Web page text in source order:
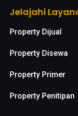
Jelajahi
Property Dijual
Property Disewa
Property Primer
Property Penitipan